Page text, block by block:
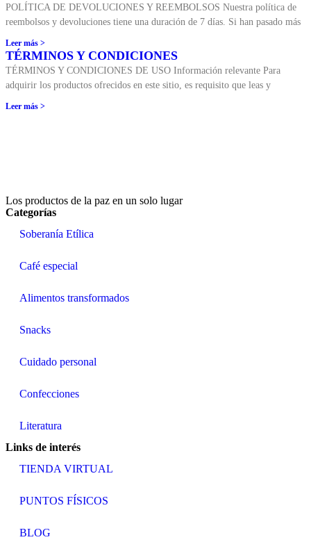
POLÍTICA DE DEVOLUCIONES Y REEMBOLSOS Nuestra política de
reembolsos y devoluciones tiene una duración de 7 días. Si han pasado más
Leer más >
TÉRMINOS Y CONDICIONES
TÉRMINOS Y CONDICIONES DE USO Información relevante Para
adquirir los productos ofrecidos en este sitio, es requisito que leas y
Leer más >
Los productos de la paz en un solo lugar
Categorías
Soberanía Etílica
Café especial
Alimentos transformados
Snacks
Cuidado personal
Confecciones
Literatura
Links de interés
TIENDA VIRTUAL
PUNTOS FÍSICOS
BLOG